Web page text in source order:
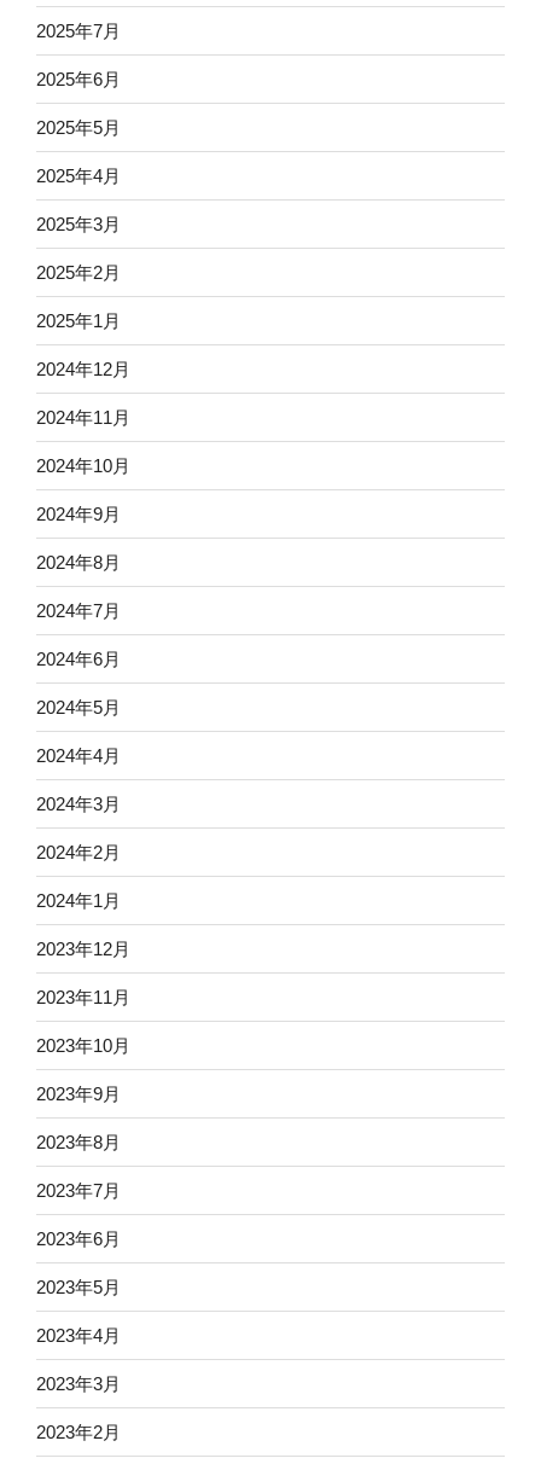
2025年7月
2025年6月
2025年5月
2025年4月
2025年3月
2025年2月
2025年1月
2024年12月
2024年11月
2024年10月
2024年9月
2024年8月
2024年7月
2024年6月
2024年5月
2024年4月
2024年3月
2024年2月
2024年1月
2023年12月
2023年11月
2023年10月
2023年9月
2023年8月
2023年7月
2023年6月
2023年5月
2023年4月
2023年3月
2023年2月